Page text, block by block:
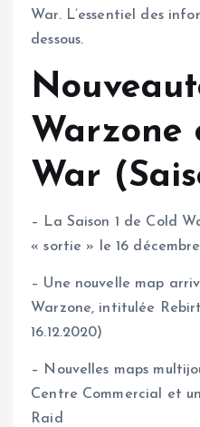
War. L’essentiel des
dessous.
Warzone
War
– La Saison 1 de Cold
« sortie » le 16
– Une nouvelle map
Warzone, intitulée
16.12.2020)
– Nouvelles maps
Centre Commercial et
Raid